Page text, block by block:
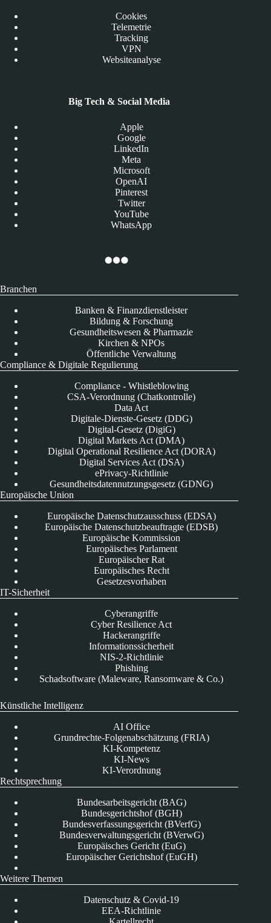
Cookies
Telemetrie
Tracking
VPN
Websiteanalyse
Big Tech & Social Media
Apple
Google
LinkedIn
Meta
Microsoft
OpenAI
Pinterest
Twitter
YouTube
WhatsApp
Branchen
Banken & Finanzdienstleister
Bildung & Forschung
Gesundheitswesen & Pharmazie
Kirchen & NPOs
Öffentliche Verwaltung
Compliance & Digitale Regulierung
Compliance - Whistleblowing
CSA-Verordnung (Chatkontrolle)
Data Act
Digitale-Dienste-Gesetz (DDG)
Digital-Gesetz (DigiG)
Digital Markets Act (DMA)
Digital Operational Resilience Act (DORA)
Digital Services Act (DSA)
ePrivacy-Richtlinie
Gesundheitsdatennutzungsgesetz (GDNG)
Europäische Union
Europäische Datenschutzausschuss (EDSA)
Europäische Datenschutzbeauftragte (EDSB)
Europäische Kommission
Europäisches Parlament
Europäischer Rat
Europäisches Recht
Gesetzesvorhaben
IT-Sicherheit
Cyberangriffe
Cyber Resilience Act
Hackerangriffe
Informationssicherheit
NIS-2-Richtlinie
Phishing
Schadsoftware (Maleware, Ransomware & Co.)
Künstliche Intelligenz
AI Office
Grundrechte-Folgenabschätzung (FRIA)
KI-Kompetenz
KI-News
KI-Verordnung
Rechtsprechung
Bundesarbeitsgericht (BAG)
Bundesgerichtshof (BGH)
Bundesverfassungsgericht (BVerfG)
Bundesverwaltungsgericht (BVerwG)
Europäisches Gericht (EuG)
Europäischer Gerichtshof (EuGH)
Weitere Themen
Datenschutz & Covid-19
EEA-Richtlinie